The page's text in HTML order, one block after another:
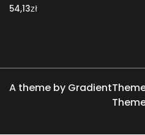
54,13zł
A theme by